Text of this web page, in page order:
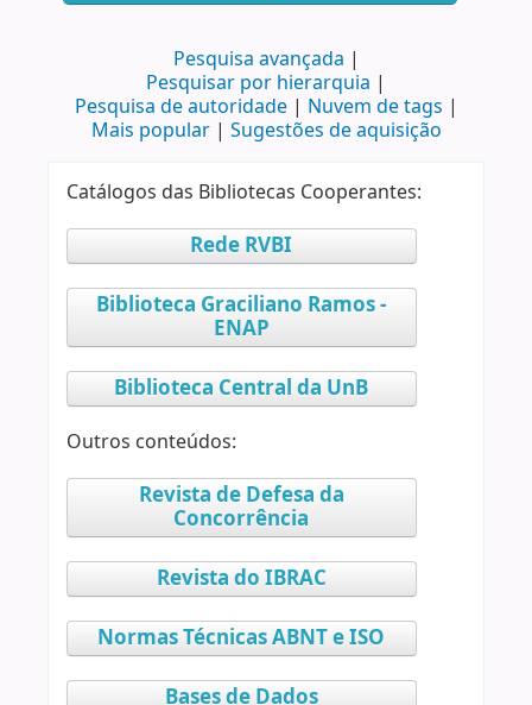
Pesquisa avançada
Pesquisar por hierarquia
Pesquisa de autoridade
Nuvem de tags
Mais popular
Sugestões de aquisição
Catálogos das Bibliotecas Cooperantes:
Rede RVBI
Biblioteca Graciliano Ramos -
ENAP
Biblioteca Central da UnB
Outros conteúdos:
Revista de Defesa da
Concorrência
Revista do IBRAC
Normas Técnicas ABNT e ISO
Bases de Dados